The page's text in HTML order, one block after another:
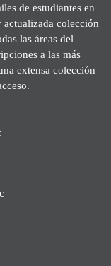
de estudiantes en
actualizada colección
las áreas del
a las más
extensa colección